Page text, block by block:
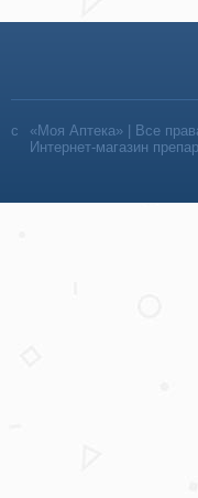
«Моя Аптека» | Все
Интернет-магазин